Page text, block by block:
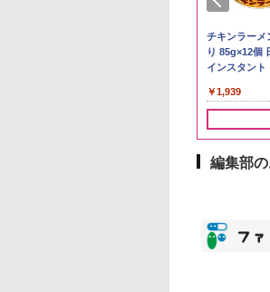
by Amazon
ンド米 精米
￥2,650
ブラックニッ
Nikka ウィス
4000ml ブラ
【日本 アサヒ
ー】 大容量
トル
￥4,358
チキンラーメ
り 85g×12個
インスタント
￥1,939
編集部